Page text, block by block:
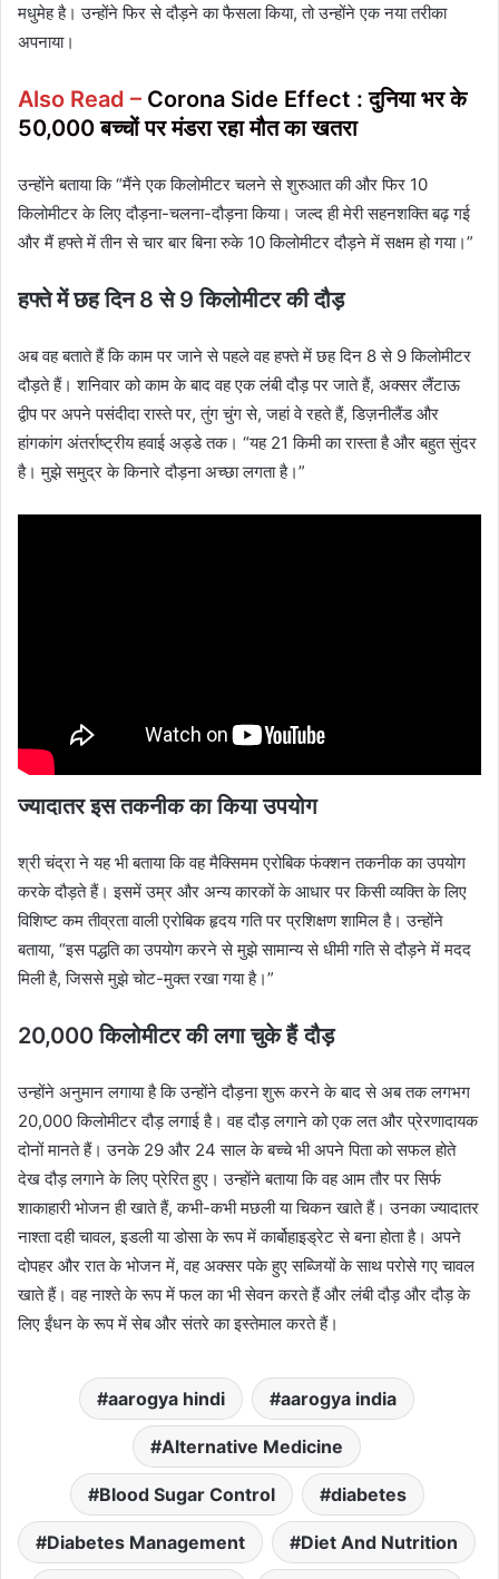
मधुमेह है। उन्होंने फिर से दौड़ने का फैसला किया, तो उन्होंने एक नया तरीका
अपनाया।
Also Read – Corona Side Effect : दुनिया भर के
50,000 बच्चों पर मंडरा रहा मौत का खतरा
उन्होंने बताया कि “मैंने एक किलोमीटर चलने से शुरुआत की और फिर 10
किलोमीटर के लिए दौड़ना-चलना-दौड़ना किया। जल्द ही मेरी सहनशक्ति बढ़ गई
और मैं हफ्ते में तीन से चार बार बिना रुके 10 किलोमीटर दौड़ने में सक्षम हो गया।”
हफ्ते में छह दिन 8 से 9 किलोमीटर की दौड़
अब वह बताते हैं कि काम पर जाने से पहले वह हफ्ते में छह दिन 8 से 9 किलोमीटर
दौड़ते हैं। शनिवार को काम के बाद वह एक लंबी दौड़ पर जाते हैं, अक्सर लैंटाऊ
द्वीप पर अपने पसंदीदा रास्ते पर, तुंग चुंग से, जहां वे रहते हैं, डिज़नीलैंड और
हांगकांग अंतर्राष्ट्रीय हवाई अड्डे तक। “यह 21 किमी का रास्ता है और बहुत सुंदर
है। मुझे समुद्र के किनारे दौड़ना अच्छा लगता है।”
ज्यादातर इस तकनीक का किया उपयोग
श्री चंद्रा ने यह भी बताया कि वह मैक्सिमम एरोबिक फंक्शन तकनीक का उपयोग
करके दौड़ते हैं। इसमें उम्र और अन्य कारकों के आधार पर किसी व्यक्ति के लिए
विशिष्ट कम तीव्रता वाली एरोबिक हृदय गति पर प्रशिक्षण शामिल है। उन्होंने
बताया, “इस पद्धति का उपयोग करने से मुझे सामान्य से धीमी गति से दौड़ने में मदद
मिली है, जिससे मुझे चोट-मुक्त रखा गया है।”
20,000 किलोमीटर की लगा चुके हैं दौड़
उन्होंने अनुमान लगाया है कि उन्होंने दौड़ना शुरू करने के बाद से अब तक लगभग
20,000 किलोमीटर दौड़ लगाई है। वह दौड़ लगाने को एक लत और प्रेरणादायक
दोनों मानते हैं। उनके 29 और 24 साल के बच्चे भी अपने पिता को सफल होते
देख दौड़ लगाने के लिए प्रेरित हुए। उन्होंने बताया कि वह आम तौर पर सिर्फ
शाकाहारी भोजन ही खाते हैं, कभी-कभी मछली या चिकन खाते हैं। उनका ज्यादातर
नाश्ता दही चावल, इडली या डोसा के रूप में कार्बोहाइड्रेट से बना होता है। अपने
दोपहर और रात के भोजन में, वह अक्सर पके हुए सब्जियों के साथ परोसे गए चावल
खाते हैं। वह नाश्ते के रूप में फल का भी सेवन करते हैं और लंबी दौड़ और दौड़ के
लिए ईंधन के रूप में सेब और संतरे का इस्तेमाल करते हैं।
aarogya hindi aarogya india
Alternative Medicine
Blood Sugar Control diabetes
Diabetes Management Diet And Nutrition